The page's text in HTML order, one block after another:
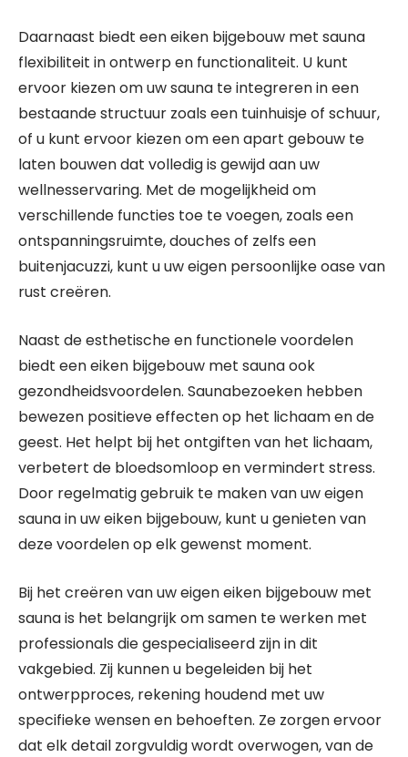
Daarnaast biedt een eiken bijgebouw met sauna
flexibiliteit in ontwerp en functionaliteit. U kunt
ervoor kiezen om uw sauna te integreren in een
bestaande structuur zoals een tuinhuisje of schuur,
of u kunt ervoor kiezen om een apart gebouw te
laten bouwen dat volledig is gewijd aan uw
wellnesservaring. Met de mogelijkheid om
verschillende functies toe te voegen, zoals een
ontspanningsruimte, douches of zelfs een
buitenjacuzzi, kunt u uw eigen persoonlijke oase van
rust creëren.
Naast de esthetische en functionele voordelen
biedt een eiken bijgebouw met sauna ook
gezondheidsvoordelen. Saunabezoeken hebben
bewezen positieve effecten op het lichaam en de
geest. Het helpt bij het ontgiften van het lichaam,
verbetert de bloedsomloop en vermindert stress.
Door regelmatig gebruik te maken van uw eigen
sauna in uw eiken bijgebouw, kunt u genieten van
deze voordelen op elk gewenst moment.
Bij het creëren van uw eigen eiken bijgebouw met
sauna is het belangrijk om samen te werken met
professionals die gespecialiseerd zijn in dit
vakgebied. Zij kunnen u begeleiden bij het
ontwerpproces, rekening houdend met uw
specifieke wensen en behoeften. Ze zorgen ervoor
dat elk detail zorgvuldig wordt overwogen, van de